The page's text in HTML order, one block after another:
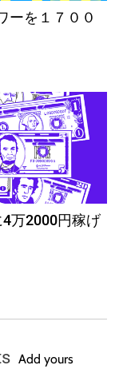
ーを１７００
4万2000円稼げ
Add yours